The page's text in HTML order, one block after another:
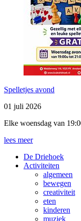
Spelletjes avond
01 juli 2026
Elke woensdag van
lees meer
De Driehoek
Activiteiten
algemeen
bewegen
creativiteit
eten
kinderen
muziek